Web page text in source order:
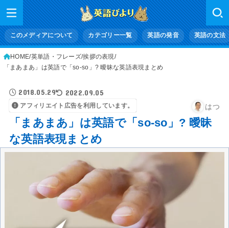
このメディアについて カテゴリー一覧 英語の発音 英語の文法
HOME 英単語・フレーズ 挨拶の表現
「まあまあ」は英語で「so-so」? 曖昧な英語表現まとめ
2018.05.29 2022.09.05
アフィリエイト広告を利用しています。 はつ
「まあまあ」は英語で「so-so」? 曖昧
な英語表現まとめ